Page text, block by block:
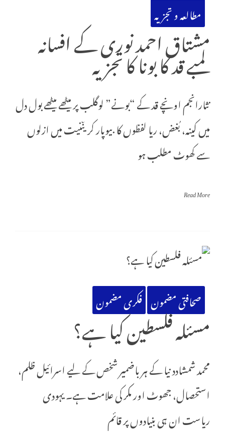
مطالعہ و تجزیہ
مشتاق احمد نوری کے افسانہ
لمبے قد کا بونا کا تجزیہ
نثارانجم اونچے قد کے “بونے” لوگلب پر میٹھے میٹھے بول دل
میں کینہ، بُغض، ریا لفظوں کا بیوپار کریںنیت میں ازلوں
سے کھوٹ مطلب ہو
Read More
صحافتی مضمون فکری مضمون
مسئلہ فلسطین کیا ہے؟
محمد شمشادد نیا کے ہر باضمیر شخص کے لیے اسرائیل ظلم،
استحصال، جھوٹ اور مکر کی علامت ہے۔ یہودی
ریاست ان ہی بنیادوں پر قائم